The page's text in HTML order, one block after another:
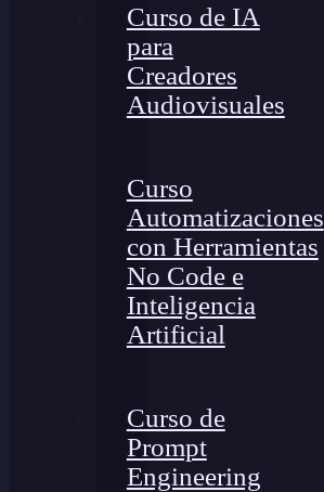
Curso de IA
para
Creadores
Audiovisuales
Curso
Automatizaciones
con Herramientas
No Code e
Inteligencia
Artificial
Curso de
Prompt
Engineering